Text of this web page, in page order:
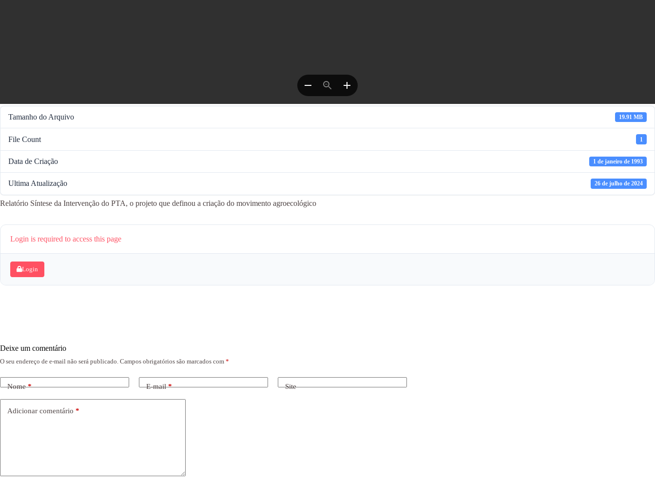
Tamanho do Arquivo 19.91 MB
File Count 1
Data de Criação 1 de janeiro de 1993
Ultima Atualização 26 de julho de 2024
Relatório Síntese da Intervenção do PTA, o projeto que definou a criação do movimento agroecológico
Login is required to access this page
Login
Deixe um comentário
O seu endereço de e-mail não será publicado. Campos obrigatórios são marcados com *
Nome* E-mail* Site
Adicionar comentário *